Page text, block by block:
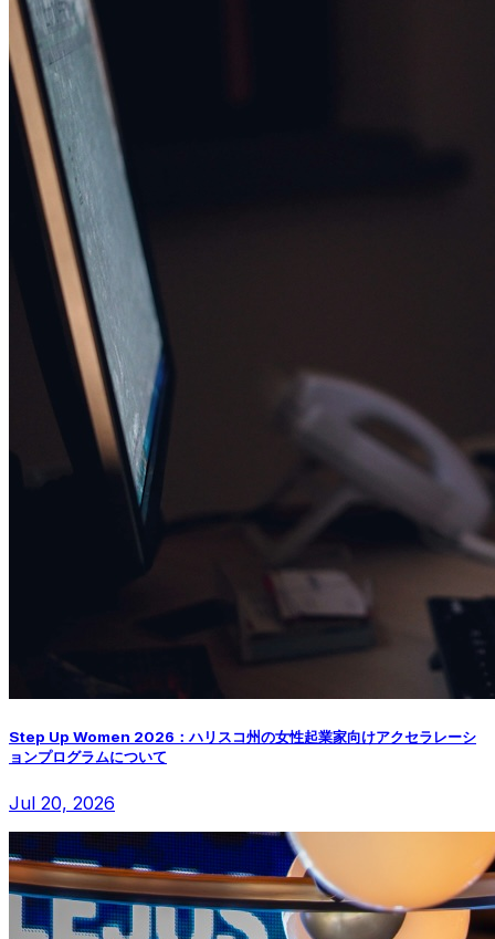
Step Up Women 2026：ハリスコ州の女性起業家向けアクセラレーシ
ョンプログラムについて
Jul 20, 2026